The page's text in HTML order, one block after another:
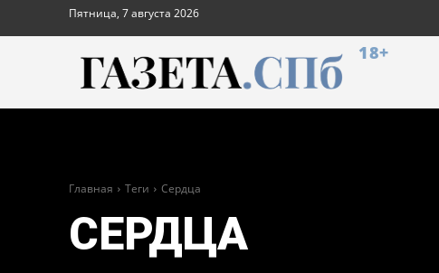
Пятница, 7 августа 2026
18+
Главная Теги Сердца
СЕРДЦА